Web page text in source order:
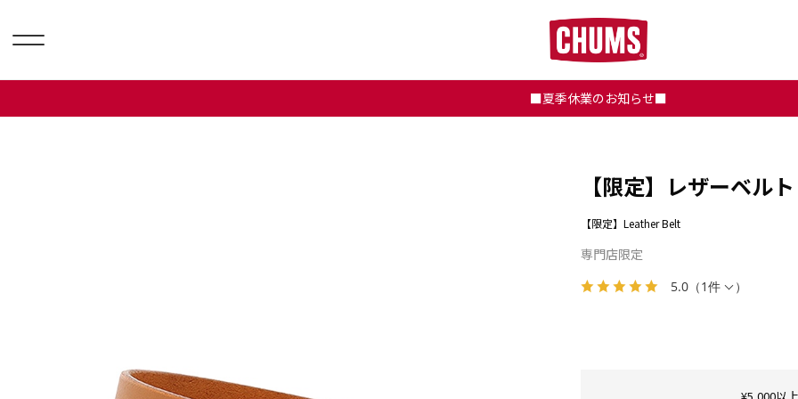
■夏季休業のお知らせ■
5.0 （1件 ）
【限定】レザーベルト
【限定】Leather Belt
専門店限定